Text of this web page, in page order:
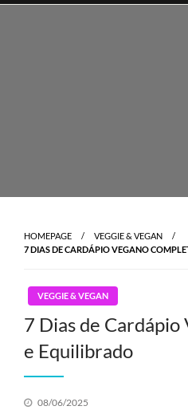
Skip
HOMEPAGE
VEGGIE & VEGAN
7 DIAS DE CARDÁPIO VEGANO
VEGGIE & VEGAN
7 Dias de
e Equilibrado
Posted
08/06/2025